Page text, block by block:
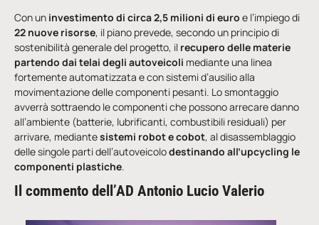
Con un investimento di circa 2,5 milioni di euro e l’impiego di
22 nuove risorse, il piano prevede, secondo un principio di
sostenibilità generale del progetto, il recupero delle materie
partendo dai telai degli autoveicoli mediante una linea
fortemente automatizzata e con sistemi d’ausilio alla
movimentazione delle componenti pesanti. Lo smontaggio
avverrà sottraendo le componenti che possono arrecare danno
all’ambiente (batterie, lubrificanti, combustibili residuali) per
arrivare, mediantesistemi robot e cobot, al disassemblaggio
delle singole parti dell’autoveicolodestinando all’upcycling le
componenti plastiche.
Il commento dell’AD Antonio Lucio Valerio